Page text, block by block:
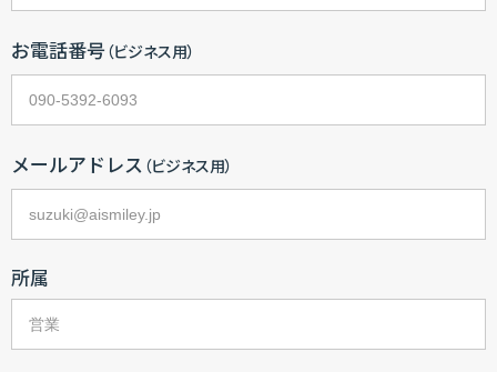
お電話番号（ビジネス用）
メールアドレス （ビジネス用）
所属